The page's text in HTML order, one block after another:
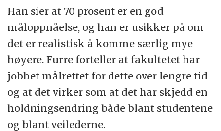
Han sier at 70 prosent er en god
måloppnåelse, og han er usikker på om
det er realistisk å komme særlig mye
høyere. Furre forteller at fakultetet har
jobbet målrettet for dette over lengre tid
og at det virker som at det har skjedd en
holdningsendring både blant studentene
og blant veilederne.